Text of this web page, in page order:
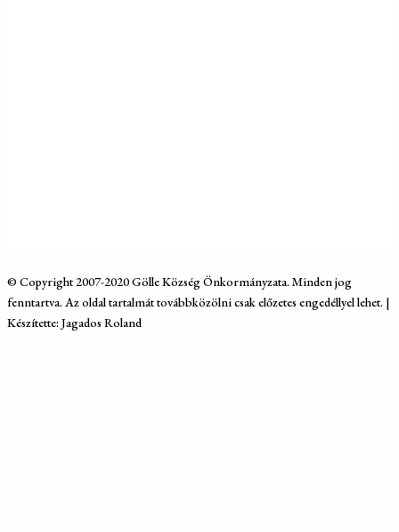
© Copyright 2007-2020 Gölle Község Önkormányzata. Minden jog
fenntartva. Az oldal tartalmát továbbközölni csak előzetes engedéllyel lehet. |
Készítette: Jagados Roland